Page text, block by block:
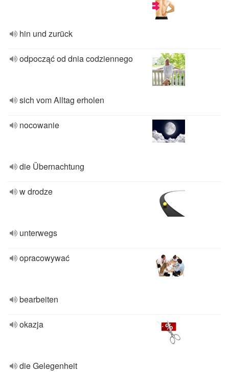
hin und zurück
odpocząć od dnia codziennego
sich vom Alltag erholen
nocowanie
die Übernachtung
w drodze
unterwegs
opracowywać
bearbeiten
okazja
die Gelegenheit